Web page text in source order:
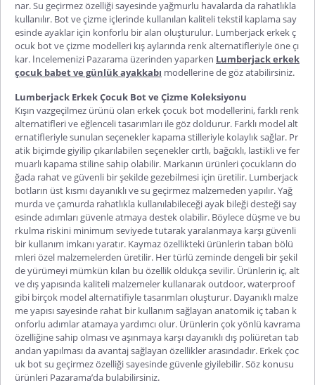
nar. Su geçirmez özelliği sayesinde yağmurlu havalarda da rahatlıkla
kullanılır. Bot ve çizme içlerinde kullanılan kaliteli tekstil kaplama say
esinde ayaklar için konforlu bir alan oluşturulur. Lumberjack erkek ç
ocuk botve çizme modelleri kış aylarında renk alternatifleriyle öne çı
kar. İncelemenizi Pazarama üzerinden yaparken Lumberjack erkek
çocuk babet ve günlük ayakkabı modellerine de göz atabilirsiniz.
Lumberjack Erkek Çocuk Bot ve Çizme Koleksiyonu
Kışın vazgeçilmez ürünü olan erkek çocuk bot modellerini, farklı renk
alternatifleri ve eğlenceli tasarımları ile göz doldurur. Farklı model alt
ernatifleriyle sunulan seçenekler kapama stilleriyle kolaylık sağlar. Pr
atik biçimde giyilip çıkarılabilen seçenekler cırtlı, bağcıklı, lastikli ve fer
muarlı kapama stiline sahip olabilir. Markanın ürünleri çocukların do
ğada rahat ve güvenli bir şekilde gezebilmesi için üretilir. Lumberjack
botların üst kısmı dayanıklı ve su geçirmez malzemeden yapılır. Yağ
murda ve çamurda rahatlıkla kullanılabileceği ayak bileği desteği say
esinde adımları güvenle atmaya destek olabilir. Böylece düşme ve bu
rkulma riskini minimum seviyede tutarak yaralanmaya karşı güvenli
bir kullanım imkanı yaratır. Kaymaz özellikteki ürünlerin taban bölü
mleri özel malzemelerden üretilir. Her türlü zeminde dengeli bir şekil
de yürümeyi mümkün kılan bu özellik oldukça sevilir. Ürünlerin iç, alt
ve dış yapısında kaliteli malzemeler kullanarak outdoor, waterproof
gibi birçok model alternatifiyle tasarımları oluşturur. Dayanıklı malze
me yapısı sayesinde rahat bir kullanım sağlayan anatomik iç taban k
onforlu adımlar atamaya yardımcı olur. Ürünlerin çok yönlü kavrama
özelliğine sahip olması ve aşınmaya karşı dayanıklı dış poliüretan tab
andan yapılması da avantaj sağlayan özellikler arasındadır. Erkek çoc
uk bot su geçirmezözelliği sayesinde güvenle giyilebilir. Söz konusu
ürünleri Pazarama’da bulabilirsiniz.